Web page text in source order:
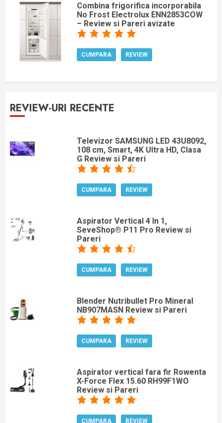
Combina frigorifica incorporabila
No Frost Electrolux ENN2853COW
– Review si Pareri avizate
CUMPARA REVIEW
REVIEW-URI RECENTE
Televizor SAMSUNG LED 43U8092,
108 cm, Smart, 4K Ultra HD, Clasa
G Review si Pareri
CUMPARA REVIEW
Aspirator Vertical 4 In 1,
SeveShop® P11 Pro Review si
Pareri
CUMPARA REVIEW
Blender Nutribullet Pro Mineral
NB907MASN Review si Pareri
CUMPARA REVIEW
Aspirator vertical fara fir Rowenta
X-Force Flex 15.60 RH99F1WO
Review si Pareri
CUMPARA REVIEW